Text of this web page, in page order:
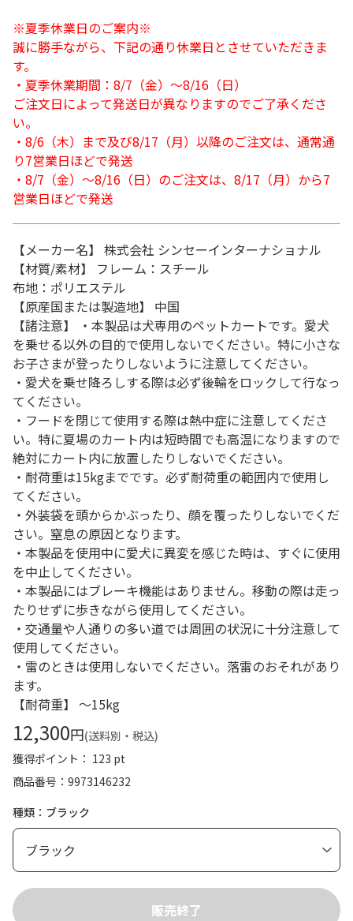
※夏季休業日のご案内※
誠に勝手ながら、下記の通り休業日とさせていただきま
す。
・夏季休業期間：8/7（金）～8/16（日）
ご注文日によって発送日が異なりますのでご了承くださ
い。
・8/6（木）まで及び8/17（月）以降のご注文は、通常通
り7営業日ほどで発送
・8/7（金）～8/16（日）のご注文は、8/17（月）から7
営業日ほどで発送
【メーカー名】 株式会社 シンセーインターナショナル
【材質/素材】 フレーム：スチール
布地：ポリエステル
【原産国または製造地】 中国
【諸注意】 ・本製品は犬専用のペットカートです。愛犬
を乗せる以外の目的で使用しないでください。特に小さな
お子さまが登ったりしないように注意してください。
・愛犬を乗せ降ろしする際は必ず後輪をロックして行なっ
てください。
・フードを閉じて使用する際は熱中症に注意してくださ
い。特に夏場のカート内は短時間でも高温になりますので
絶対にカート内に放置したりしないでください。
・耐荷重は15kgまでです。必ず耐荷重の範囲内で使用し
てください。
・外装袋を頭からかぶったり、顔を覆ったりしないでくだ
さい。窒息の原因となります。
・本製品を使用中に愛犬に異変を感じた時は、すぐに使用
を中止してください。
・本製品にはブレーキ機能はありません。移動の際は走っ
たりせずに歩きながら使用してください。
・交通量や人通りの多い道では周囲の状況に十分注意して
使用してください。
・雷のときは使用しないでください。落雷のおそれがあり
ます。
【耐荷重】 ～15kg
12,300円(送料別・税込)
獲得ポイント： 123 pt
商品番号
9973146232
種類：ブラック